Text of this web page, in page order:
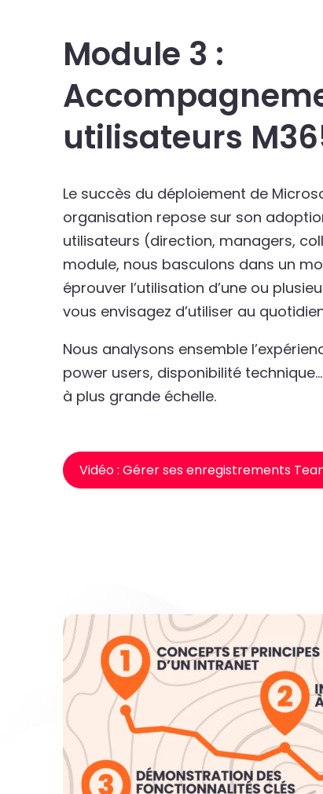
Module 3 :
utilisateurs
Le succès du déploiement de
organisation repose sur son
utilisateurs (direction, managers,
module, nous basculons dans un
éprouver l’utilisation d’une ou
vous envisagez d’utiliser au
Nous analysons ensemble
power users, disponibilité
à plus grande échelle.
Vidéo : Gérer ses enregistrements